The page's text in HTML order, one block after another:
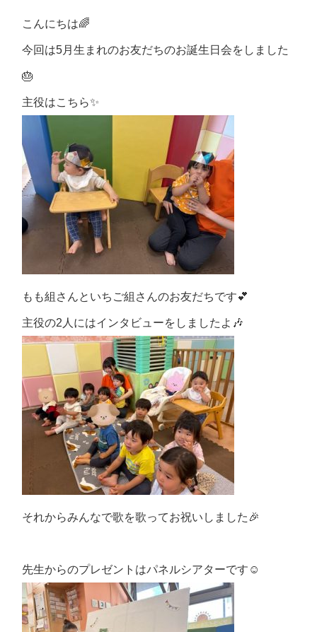
こんにちは🌈
今回は5月生まれのお友だちのお誕生日会をしました
🎂
主役はこちら✨
もも組さんといちご組さんのお友だちです💕
主役の2人にはインタビューをしましたよ🎶
それからみんなで歌を歌ってお祝いしました🎉
先生からのプレゼントはパネルシアターです☺️